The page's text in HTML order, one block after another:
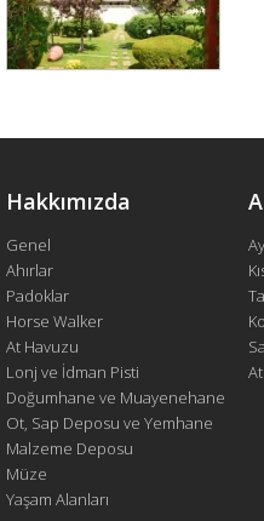
Hakkımızda
Genel
Ahırlar
Padoklar
Horse Walker
At Havuzu
Lonj ve İdman Pisti
Doğumhane ve Muayenehane
Ot, Sap Deposu ve Yemhane
Malzeme Deposu
Müze
Yaşam Alanları